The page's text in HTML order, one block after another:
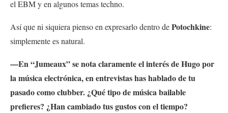
el EBM y en algunos temas techno.
Así que ni siquiera pienso en expresarlo dentro dePotochkine:
simplemente es natural.
—En “Jumeaux”se nota claramente el interés de Hugo por
la música electrónica, en entrevistas has hablado de tu
pasado como clubber. ¿Qué tipo de música bailable
prefieres? ¿Han cambiado tus gustos con el tiempo?